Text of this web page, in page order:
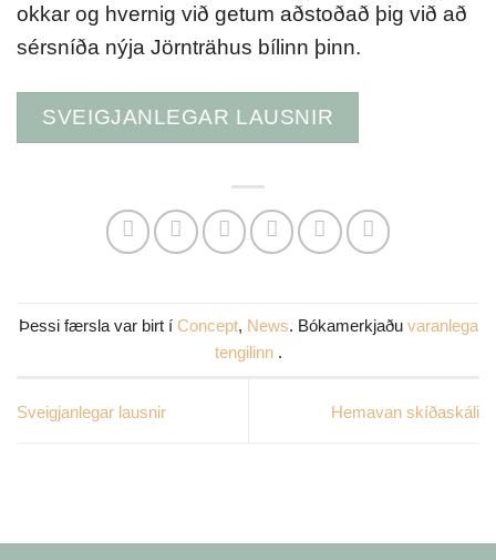
okkar og hvernig við getum aðstoðað þig við að
sérsníða nýja Jörnträhus bílinn þinn.
SVEIGJANLEGAR LAUSNIR
Þessi færsla var birt í Concept, News. Bókamerkjaðu varanlega
tengilinn.
Sveigjanlegar lausnir Hemavan skíðaskáli